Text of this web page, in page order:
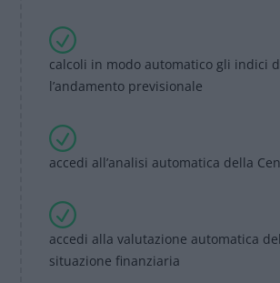
calcoli in modo automatico gli indici
l’andamento previsionale
accedi all’analisi automatica della
accedi alla valutazione automatica
situazione finanziaria